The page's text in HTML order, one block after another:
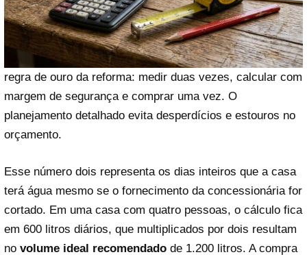
regra de ouro da reforma: medir duas vezes, calcular com
margem de segurança e comprar uma vez. O
planejamento detalhado evita desperdícios e estouros no
orçamento.
Esse número dois representa os dias inteiros que a casa
terá água mesmo se o fornecimento da concessionária for
cortado. Em uma casa com quatro pessoas, o cálculo fica
em 600 litros diários, que multiplicados por dois resultam
no volume ideal recomendado de 1.200 litros. A compra